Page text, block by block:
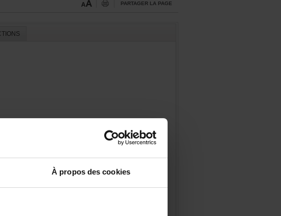
Àproposdescookies
PARTAGERLAPAGE